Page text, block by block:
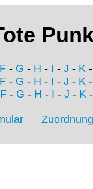
F - G - H - I - J - K
F - G - H - I - J - K
F- G - H - I - J - K